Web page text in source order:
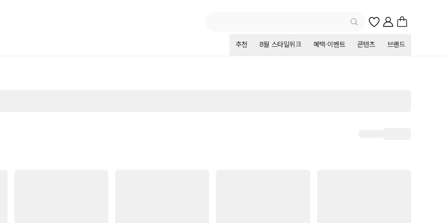
추천 8월 스타일위크 혜택·이벤트 콘텐츠 브랜드